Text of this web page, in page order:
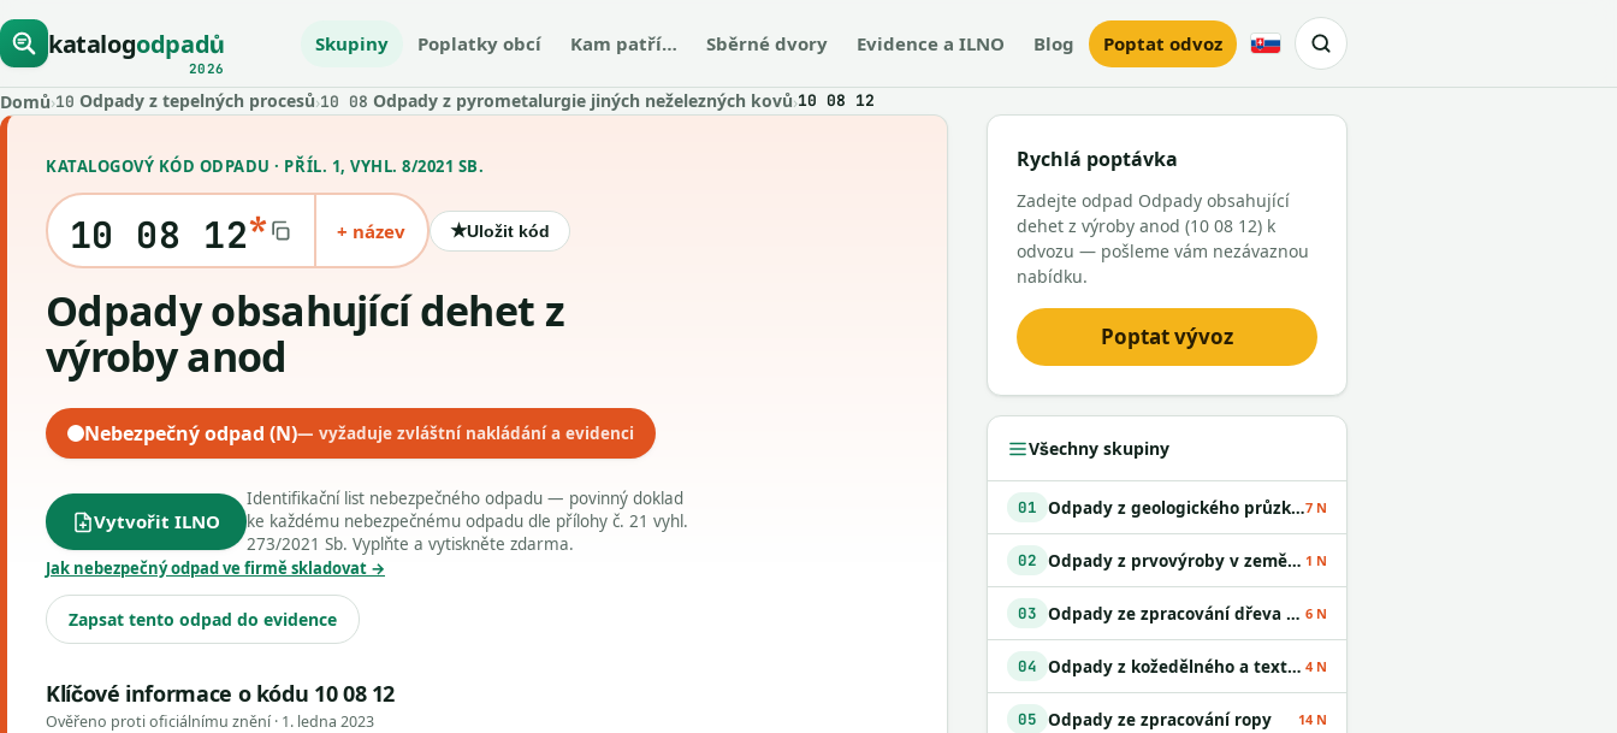
katalogodpadů
2026
Skupiny Poplatky obcí Kam patří… Sběrné dvory Evidence a ILNO Blog Poptat odvoz Slovensky
Domů›10 Odpady z tepelných procesů›10 08 Odpady z pyrometalurgie jiných neželezných kovů›10 08 12
KATALOGOVÝ KÓD ODPADU · PŘÍL. 1, VYHL. 8/2021 SB.
10 08 12* + název ★Uložit kód
Odpady obsahující dehet z
výroby anod
Nebezpečný odpad (N)— vyžaduje zvláštní nakládání a evidenci
Vytvořit ILNO
Identifikační list nebezpečného odpadu — povinný doklad
ke každému nebezpečnému odpadu dle přílohy č. 21 vyhl.
273/2021 Sb. Vyplňte a vytiskněte zdarma.
Jak nebezpečný odpad ve firmě skladovat →
Zapsat tento odpad do evidence
Klíčové informace o kódu 10 08 12
Ověřeno proti oficiálnímu znění · 1. ledna 2023
Rychlá poptávka
Zadejte odpad Odpady obsahující
dehet z výroby anod (10 08 12) k
odvozu — pošleme vám nezávaznou
nabídku.
Poptat vývoz
Všechny skupiny
01 Odpady z geologického průzkumu7 N
02 Odpady z prvovýroby v zemědělství 1 N
03 Odpady ze zpracování dřeva a výroby desek 6 N
04 Odpady z kožedělného a textilního průmyslu 4 N
05 Odpady ze zpracování ropy 14 N